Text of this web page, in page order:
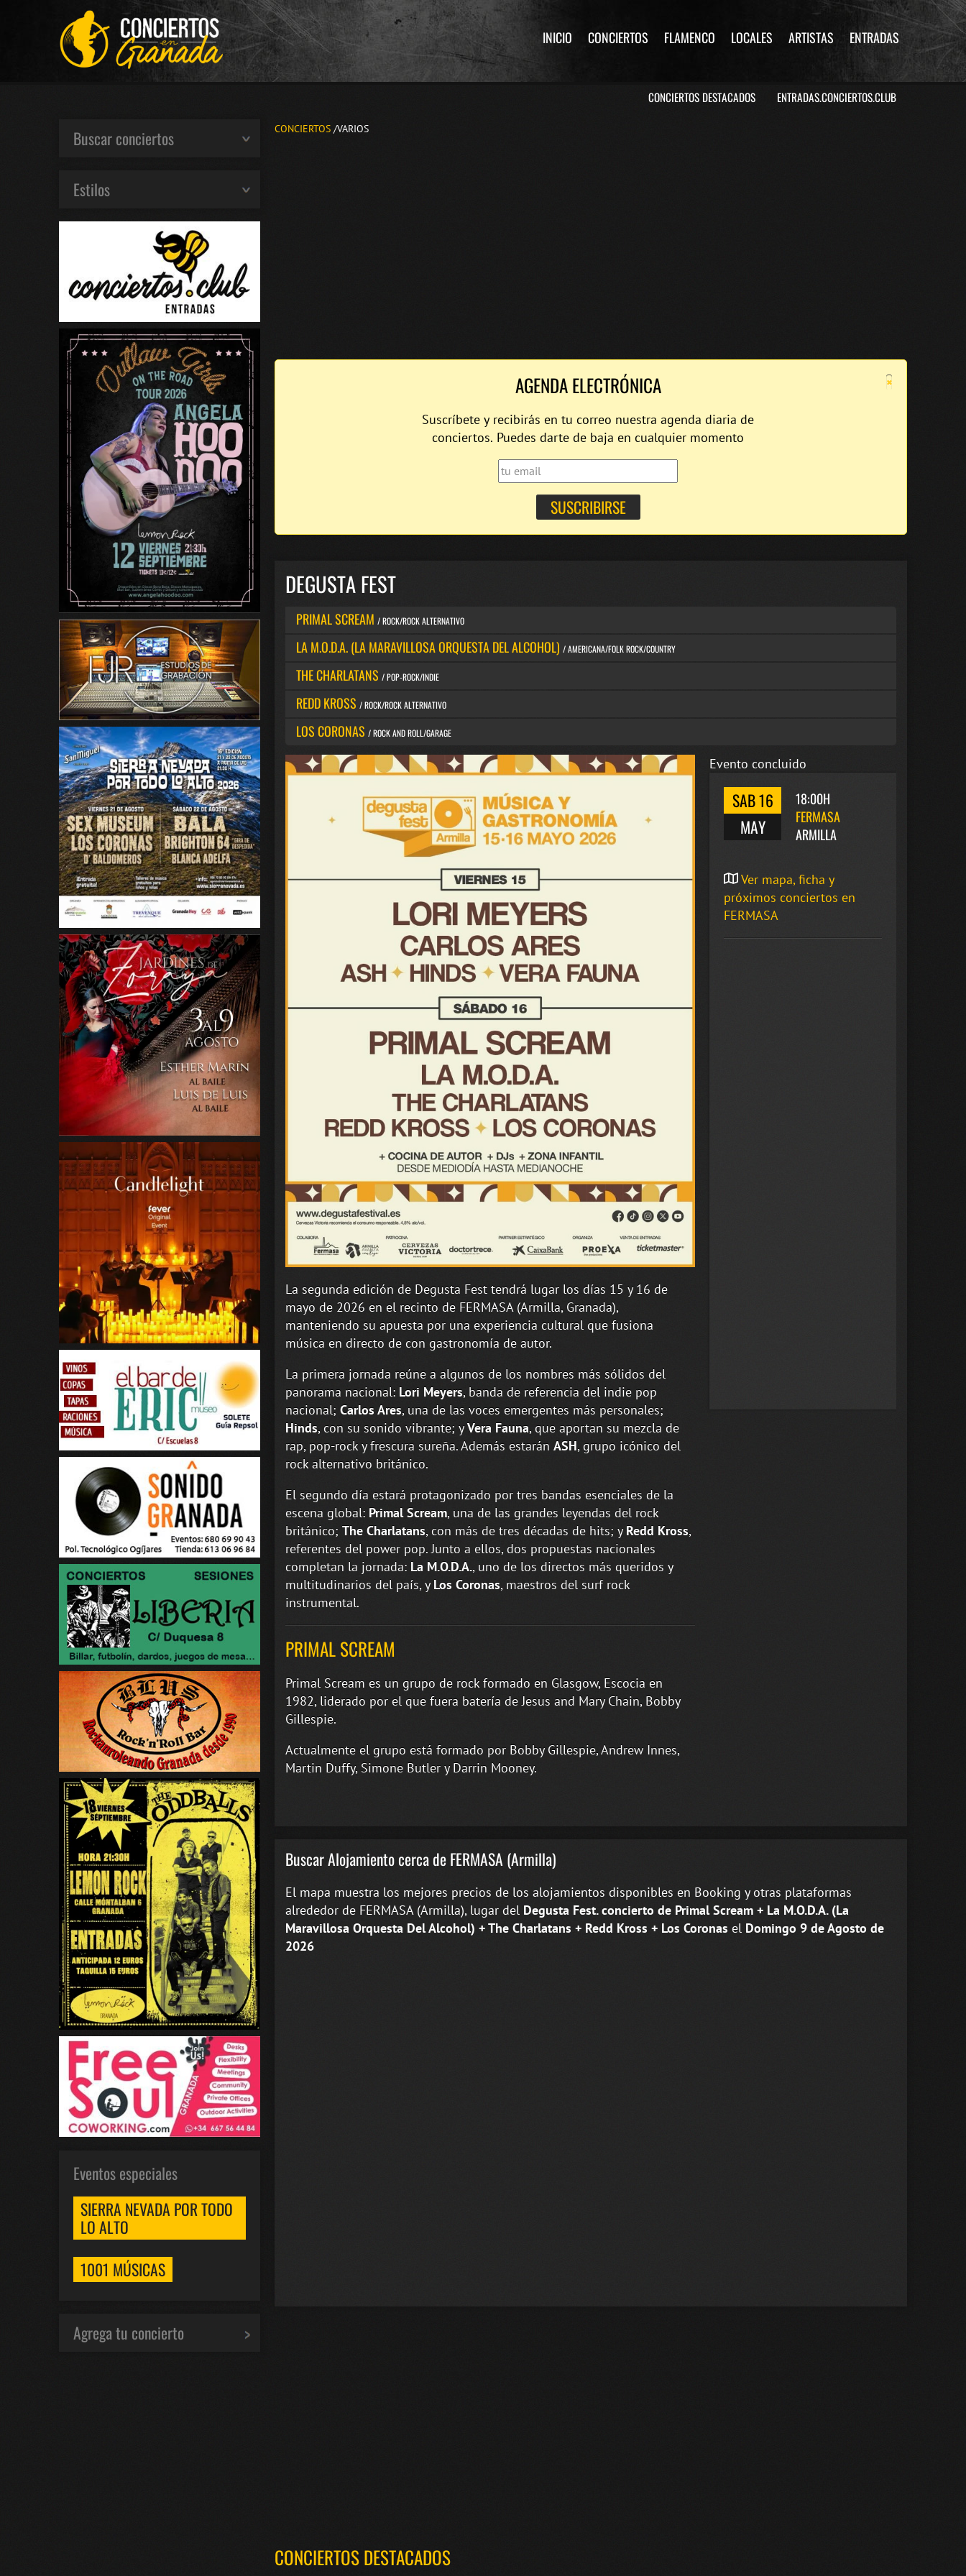
INICIO CONCIERTOS FLAMENCO LOCALES ARTISTAS ENTRADAS
CONCIERTOS DESTACADOS ENTRADAS.CONCIERTOS.CLUB
CONCIERTOS /VARIOS
×
AGENDA ELECTRÓNICA
Suscríbete y recibirás en tu correo nuestra agenda diaria de
conciertos. Puedes darte de baja en cualquier momento
DEGUSTA FEST
PRIMAL SCREAM / ROCK/ROCK ALTERNATIVO
LA M.O.D.A. (LA MARAVILLOSA ORQUESTA DEL ALCOHOL) / AMERICANA/FOLK ROCK/COUNTRY
THE CHARLATANS / POP-ROCK/INDIE
REDD KROSS / ROCK/ROCK ALTERNATIVO
LOS CORONAS / ROCK AND ROLL/GARAGE
Evento concluido
SAB 16
MAY
18:00H
FERMASA
ARMILLA
Ver mapa, ficha y
próximos conciertos en
FERMASA
La segunda edición de Degusta Fest tendrá lugar los días 15 y 16 de
mayo de 2026 en el recinto de FERMASA (Armilla, Granada),
manteniendo su apuesta por una experiencia cultural que fusiona
música en directo de con gastronomía de autor.
La primera jornada reúne a algunos de los nombres más sólidos del
panorama nacional: Lori Meyers, banda de referencia del indie pop
nacional; Carlos Ares, una de las voces emergentes más personales;
Hinds, con su sonido vibrante; yVera Fauna, que aportan su mezcla de
rap, pop-rock y frescura sureña. Además estarán ASH, grupo icónico del
rock alternativo británico.
El segundo día estará protagonizado por tres bandas esenciales de la
escena global: Primal Scream, una de las grandes leyendas del rock
británico; The Charlatans, con más de tres décadas de hits; y Redd Kross,
referentes del power pop. Junto a ellos, dos propuestas nacionales
completan la jornada: La M.O.D.A., uno de los directos más queridos y
multitudinarios del país, y Los Coronas, maestros del surf rock
instrumental.
PRIMAL SCREAM
Primal Scream es un grupo de rock formado en Glasgow, Escocia en
1982, liderado por el que fuera batería de Jesus and Mary Chain, Bobby
Gillespie.
Actualmente el grupo está formado por Bobby Gillespie, Andrew Innes,
Martin Duffy, Simone Butler y Darrin Mooney.
Buscar Alojamiento cerca de FERMASA (Armilla)
El mapa muestra los mejores precios de los alojamientos disponibles en Booking y otras plataformas
alrededor de FERMASA (Armilla), lugar del Degusta Fest. concierto de Primal Scream + La M.O.D.A. (La
Maravillosa Orquesta Del Alcohol) + The Charlatans + Redd Kross + Los Coronas el Domingo 9 de Agosto de
2026
CONCIERTOS DESTACADOS
Buscar conciertos
Estilos
Eventos especiales
SIERRA NEVADA POR TODO
LO ALTO
1001 MÚSICAS
Agrega tu concierto